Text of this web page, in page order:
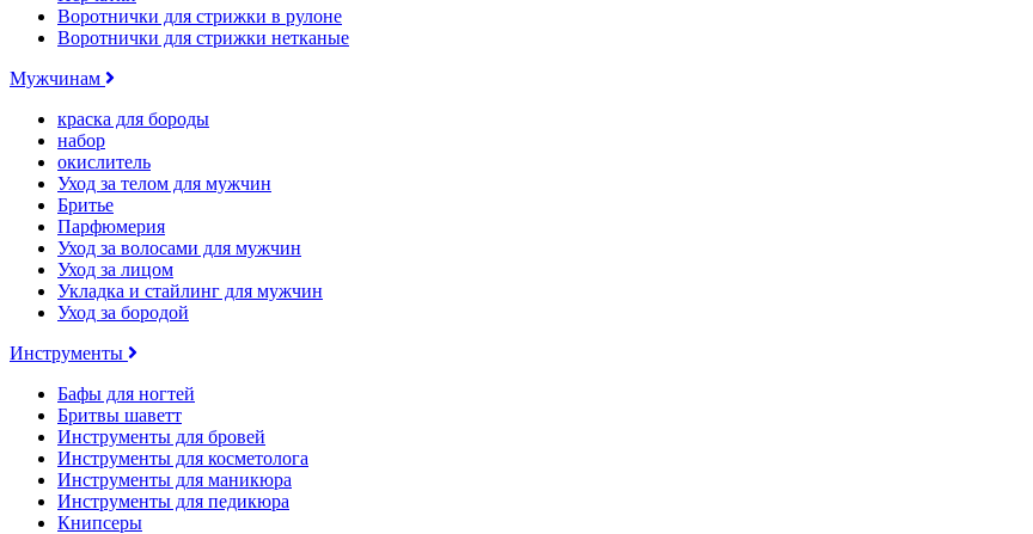
Воротнички для стрижки в рулоне
Воротнички для стрижки нетканые
Мужчинам
краска для бороды
набор
окислитель
Уход за телом для мужчин
Бритье
Парфюмерия
Уход за волосами для мужчин
Уход за лицом
Укладка и стайлинг для мужчин
Уход за бородой
Инструменты
Бафы для ногтей
Бритвы шаветт
Инструменты для бровей
Инструменты для косметолога
Инструменты для маникюра
Инструменты для педикюра
Книпсеры